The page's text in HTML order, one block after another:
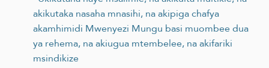
akikutaka nasaha mnasihi, na akipiga chafya
akamhimidi Mwenyezi Mungu basi muombee dua
ya rehema, na akiugua mtembelee, na akifariki
msindikize